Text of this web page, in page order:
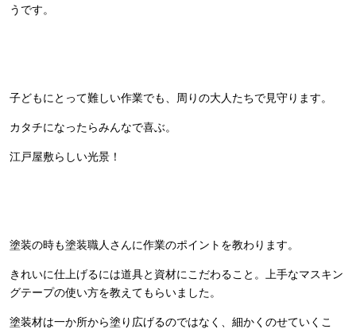
うです。
子どもにとって難しい作業でも、周りの大人たちで見守ります。
カタチになったらみんなで喜ぶ。
江戸屋敷らしい光景！
塗装の時も塗装職人さんに作業のポイントを教わります。
きれいに仕上げるには道具と資材にこだわること。上手なマスキン
グテープの使い方を教えてもらいました。
塗装材は一か所から塗り広げるのではなく、細かくのせていくこ